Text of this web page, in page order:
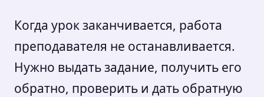
Когда урок заканчивается, работа
преподавателя не останавливается.
Нужно выдать задание, получить его
обратно, проверить и дать обратную